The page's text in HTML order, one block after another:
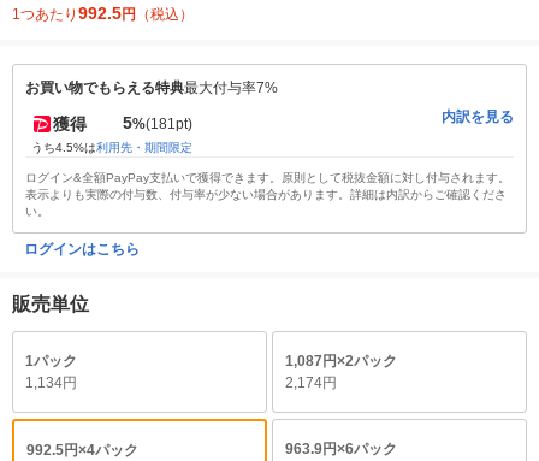
1つあたり 992.5円 （税込）
お買い物でもらえる特典最大付与率7%
獲得 5%(181pt)
うち4.5%は利用先・期間限定
内訳を見る
ログイン&全額PayPay支払いで獲得できます。原則として税抜金額に対し付与されます。
表示よりも実際の付与数、付与率が少ない場合があります。詳細は内訳からご確認くださ
い。
ログインはこちら
販売単位
1パック
1,134円
1,087円×2パック
2,174円
992.5円×4パック
963.9円×6パック